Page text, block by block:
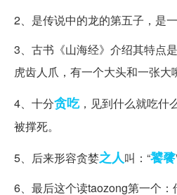
2、是传说中的龙的第五子，是
3、古书《山海经》介绍其特点
虎齿人爪，有一个大头和一张大
4、十分贪吃，见到什么就吃什
被撑死。
5、后来形容贪婪之人叫：“饕餮
6、最后这个读taozong第一个